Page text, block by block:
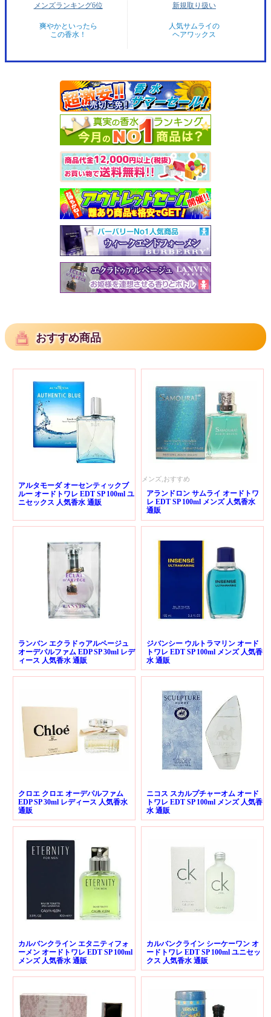
メンズランキング6位
爽やかといったら
この香水！
新規取り扱い
人気サムライの
ヘアワックス
おすすめ商品
アルタモーダ オーセンティックブ
ルー オードトワレ EDT SP 100ml ユ
ニセックス 人気香水 通販
メンズ,おすすめ
アランドロン サムライ オードトワ
レ EDT SP 100ml メンズ 人気香水
通販
ランバン エクラドゥアルページュ
オーデパルファム EDP SP 30ml レデ
ィース 人気香水 通販
ジバンシー ウルトラマリン オード
トワレ EDT SP 100ml メンズ 人気香
水 通販
クロエ クロエ オーデパルファム
EDP SP 30ml レディース 人気香水
通販
ニコス スカルプチャーオム オード
トワレ EDT SP 100ml メンズ 人気香
水 通販
カルバンクライン エタニティフォ
ーメン オードトワレ EDT SP 100ml
メンズ 人気香水 通販
カルバンクライン シーケーワン オ
ードトワレ EDT SP 100ml ユニセッ
クス 人気香水 通販